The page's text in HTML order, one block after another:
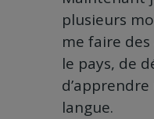
plusieurs
me faire
le pays, de
langue.